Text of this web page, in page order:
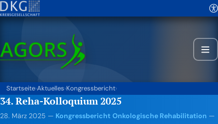
Startseite›Aktuelles›Kongressbericht›
34. Reha-Kolloquium 2025
28. März 2025 — Kongressbericht Onkologische Rehabilitation —